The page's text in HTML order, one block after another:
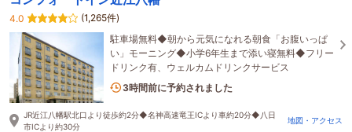
4.0
(1,265件)
駐車場無料◆朝から元気になれる朝食「お腹いっぱ
い」モーニング◆小学6年生まで添い寝無料◆フリー
ドリンク有、ウェルカムドリンクサービス
2名がこの宿を見ています
JR近江八幡駅北口より徒歩約2分◆名神高速竜王ICより車約20分◆八日
市ICより約30分
地図・アクセス